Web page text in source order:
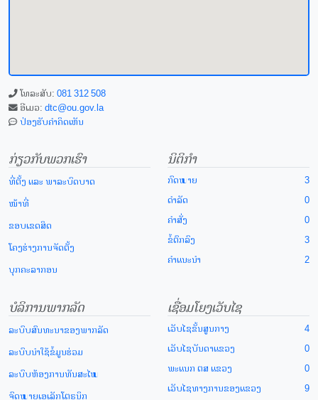
ໂທລະສັບ:081 312 508
ອີເມວ:dtc@ou.gov.la
ປ່ອງຮັບຄຳຄິດເຫັນ
ກ່ຽວກັບພວກເຮົາ
ທີ່ຕັ້ງ ແລະ ພາລະບົດບາດ
ໜ້າທີ່
ຂອບເຂດສິດ
ໂຄງຮ່າງການຈັດຕັ້ງ
ບຸກຄະລາກອນ
ນິຕິກຳ
ກົດໝາຍ
3
ດຳລັດ
0
ຄຳສັ່ງ
0
ຂໍ້ຕົກລົງ
3
ຄຳແນະນຳ
2
ບໍລິການພາກລັດ
ລະບົບສົນທະນາຂອງພາກລັດ
ລະບົບນຳໃຊ້ຂໍ້ມູນຮ່ວມ
ລະບົບຫ້ອງການທັນສະໄໝ
ຈົດໝາຍເອເລັກໂຕຣນິກ
ເຊື່ອມໂຍງເວັບໄຊ
ເວັບໄຊຂັ້ນສູນກາງ
4
ເວັບໄຊບັນດາແຂວງ
0
ພະແນກ ຕສ ແຂວງ
0
ເວັບໄຊທາງການຂອງແຂວງ
9